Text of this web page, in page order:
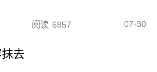
阅读 6857 07-30
去